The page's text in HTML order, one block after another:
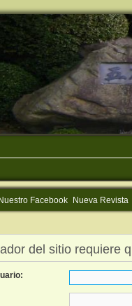
Nuestro Facebook Nueva Revista
del sitio requiere